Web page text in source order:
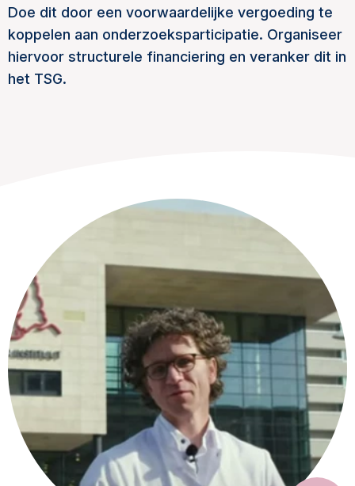
Doe dit door een voorwaardelijke vergoeding te
koppelen aan onderzoeksparticipatie. Organiseer
hiervoor structurele financiering en veranker dit in
het TSG.